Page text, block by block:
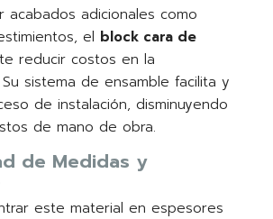
acabados adicionales como
el block cara de
reducir costos en la
sistema de ensamble facilita y
de instalación, disminuyendo
de mano de obra.
de Medidas y
este material en espesores